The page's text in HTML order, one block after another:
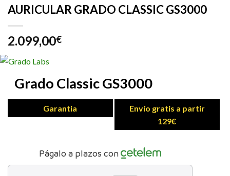
AURICULAR GRADO CLASSIC GS3000
2.099,00€
Grado Classic GS3000
Garantia
Envío gratis a partir
129€
Págalo a plazos con